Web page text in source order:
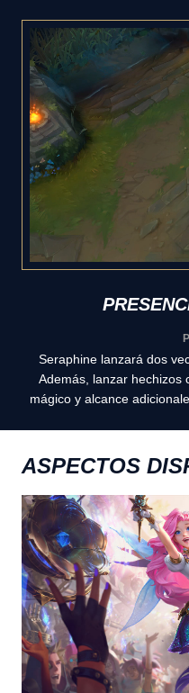
Seraphine lanzará dos
Además, lanzar hechizos
mágico y alcance
ASPECTOS